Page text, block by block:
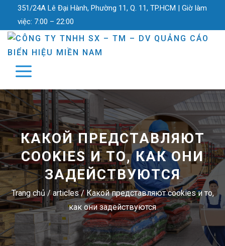
351/24A Lê Đại Hành, Phường 11, Q. 11, TP.HCM | Giờ làm
việc: 7:00 – 22:00
КАКОЙ ПРЕДСТАВЛЯЮТ
COOKIES И ТО, КАК ОНИ
ЗАДЕЙСТВУЮТСЯ
Trang chủ /articles/Какой представляют cookies и то,
как они задействуются